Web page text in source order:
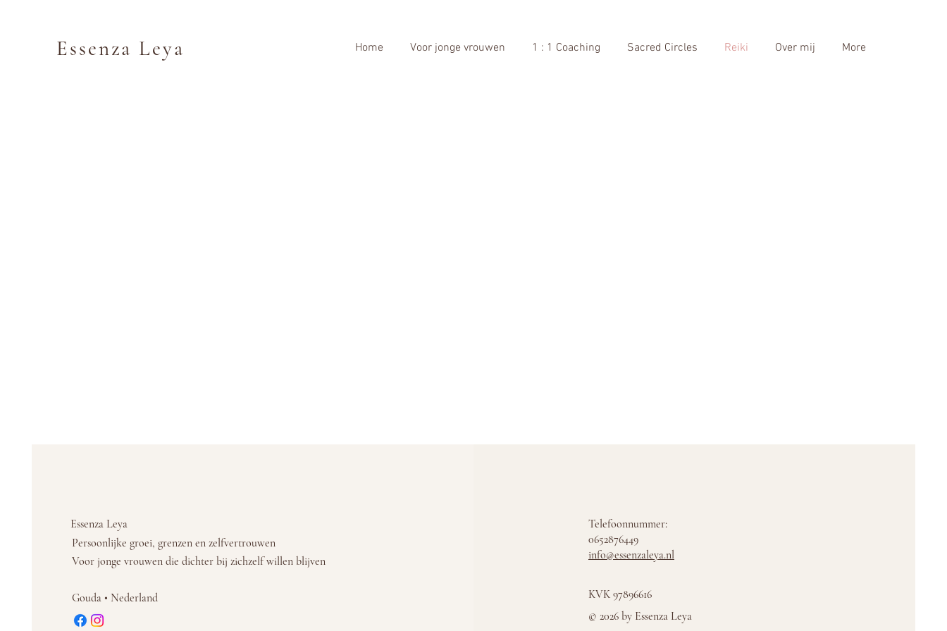
Essenza Leya Home Voor jonge vrouwen 1 : 1 Coaching Sacred Circles Reiki Over mij More
Essenza Leya
Persoonlijke groei, grenzen en zelfvertrouwen
Voor jonge vrouwen die dichter bij zichzelf willen blijven
Gouda • Nederland
Telefoonnummer:
0652876449
info@essenzaleya.nl
KVK 97896616
© 2026 by Essenza Leya